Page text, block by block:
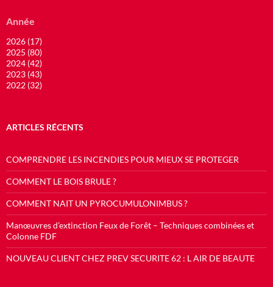
Année
2026 (17)
2025 (80)
2024 (42)
2023 (43)
2022 (32)
ARTICLES RÉCENTS
COMPRENDRE LES INCENDIES POUR MIEUX SE PROTEGER
COMMENT LE BOIS BRULE ?
COMMENT NAIT UN PYROCUMULONIMBUS ?
Manœuvres d’extinction Feux de Forêt – Techniques combinées et
Colonne FDF
NOUVEAU CLIENT CHEZ PREV SECURITE 62 : L AIR DE BEAUTE